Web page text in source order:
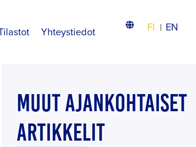
Yhteystiedot FI EN
MUUT AJANKOHTAISET
ARTIKKELIT